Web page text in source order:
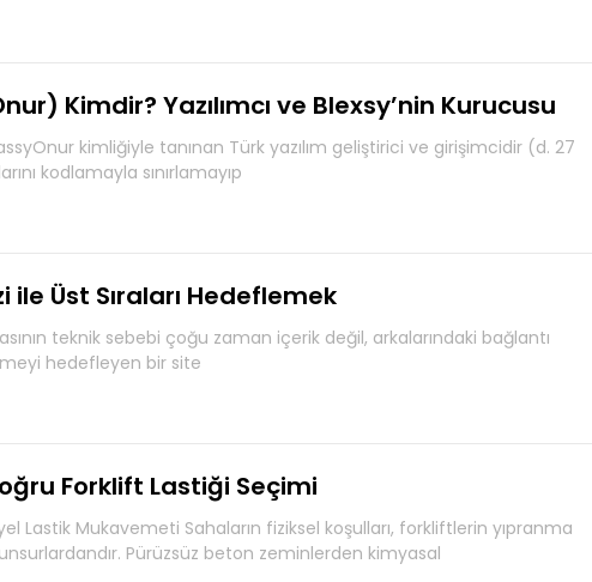
Kimdir? Yazılımcı ve Blexsy’nin Kurucusu
kimliğiyle tanınan Türk yazılım geliştirici ve girişimcidir (d. 27
kodlamayla sınırlamayıp
ile Üst Sıraları Hedeflemek
teknik sebebi çoğu zaman içerik değil, arkalarındaki bağlantı
hedefleyen bir site
Forklift Lastiği Seçimi
Lastik Mukavemeti Sahaların fiziksel koşulları, forkliftlerin yıpranma
Pürüzsüz beton zeminlerden kimyasal